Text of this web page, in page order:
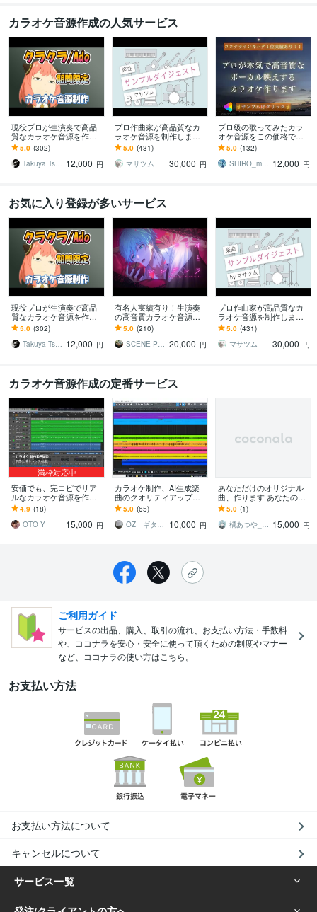
カラオケ音源作成の人気サービス
現役プロが生演奏で高品
質なカラオケ音源を作成
します オールジャンル対
応！ハイクオリティーな
歌ってみたに！商用無料
5.0 (302)
Takuya Tsuneta 12,000 円
プロ作曲家が高品質なカ
ラオケ音源を制作します
歌ってみたを作りたい！
歌いたい曲のオケがな
い！でお困りの方
5.0 (431)
マサツム
30,000 円
プロ級の歌ってみたカラ
オケ音源をこの価格で作
ります Vtuberや配信者の
方へ！高音質でボーカル
が映える音源を！
5.0 (132)
SHIRO_music 12,000 円
お気に入り登録が多いサービス
現役プロが生演奏で高品
質なカラオケ音源を作成
します オールジャンル対
応！ハイクオリティーな
歌ってみたに！商用無料
5.0 (302)
Takuya Tsuneta 12,000 円
有名人実績有り！生演奏
の高音質カラオケ音源作
ります 本物のクオリティ
を求める方はこちらへ
【初心者の方も大歓
5.0 (210)
SCENE PROJECT 20,000 円
プロ作曲家が高品質なカ
ラオケ音源を制作します
歌ってみたを作りたい！
歌いたい曲のオケがな
い！でお困りの方
5.0 (431)
マサツム
30,000 円
カラオケ音源作成の定番サービス
満枠対応中
安価でも、完コピでリア
ルなカラオケ音源を作り
ます 元DAWのカラオケ制
作クリエイター、ギター
は生演奏します！
4.9 (18)
OTO Y
15,000 円
カラオケ制作、AI生成楽
曲のクオリティアップし
ます 既存楽曲からAI生成
楽曲まで高品質なカラオ
ケを制作します！
5.0 (65)
OZ ギタリスト
10,000 円
あなただけのオリジナル
曲、作ります あなたのイ
メージを音にします。ワ
ンコーラス15000円〜
5.0 (1)
橘あつや_MIX師 15,000 円
ご利用ガイド
サービスの出品、購入、取引の流れ、お支払い方法・手数料
や、ココナラを安心・安全に使って頂くための制度やマナー
など、ココナラの使い方はこちら。
お支払い方法
お支払い方法について
キャンセルについて